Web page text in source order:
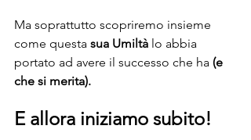
Ma soprattutto scopriremo insieme
come questa sua Umiltà lo abbia
portato ad avere il successo che ha (e
che si merita).
E allora iniziamo subito!